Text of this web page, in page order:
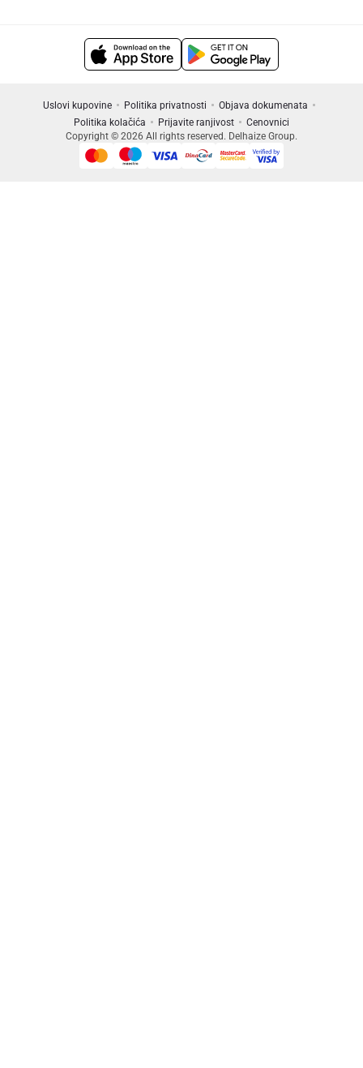
Uslovi kupovine Politika privatnosti
Objava dokumenata
Politika kolačića
Prijavite ranjivost
Cenovnici
Copyright © 2026 All rights reserved. Delhaize Group.